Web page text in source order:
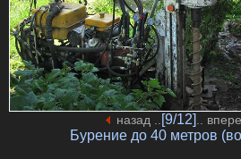
назад ..[9/12]..
Бурение до 40 метров